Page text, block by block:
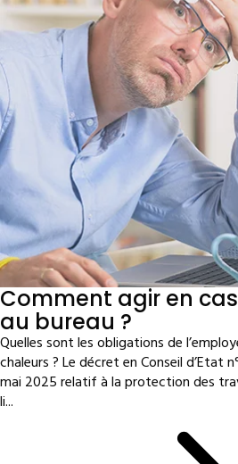
Comment agir en
au bureau ?
Quelles sont les obligations de
chaleurs ? Le décret en Conseil
mai 2025 relatif à la protection des
li...